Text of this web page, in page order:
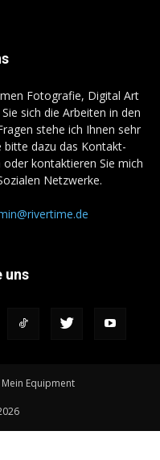
Fotografie, Digital Art
sich die Arbeiten in den
stehe ich Ihnen sehr
bitte dazu das Kontakt-
kontaktieren Sie mich
Netzwerke.
uns
Mein Equipment